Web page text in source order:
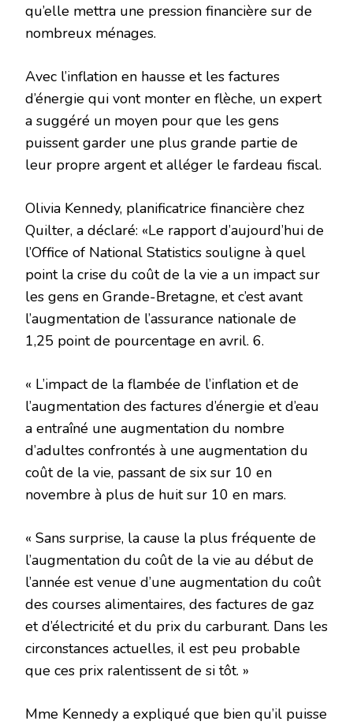
qu’elle mettra une pression financière sur de
nombreux ménages.
Avec l’inflation en hausse et les factures
d’énergie qui vont monter en flèche, un expert
a suggéré un moyen pour que les gens
puissent garder une plus grande partie de
leur propre argent et alléger le fardeau fiscal.
Olivia Kennedy, planificatrice financière chez
Quilter, a déclaré: «Le rapport d’aujourd’hui de
l’Office of National Statistics souligne à quel
point la crise du coût de la vie a un impact sur
les gens en Grande-Bretagne, et c’est avant
l’augmentation de l’assurance nationale de
1,25 point de pourcentage en avril. 6.
« L’impact de la flambée de l’inflation et de
l’augmentation des factures d’énergie et d’eau
a entraîné une augmentation du nombre
d’adultes confrontés à une augmentation du
coût de la vie, passant de six sur 10 en
novembre à plus de huit sur 10 en mars.
« Sans surprise, la cause la plus fréquente de
l’augmentation du coût de la vie au début de
l’année est venue d’une augmentation du coût
des courses alimentaires, des factures de gaz
et d’électricité et du prix du carburant. Dans les
circonstances actuelles, il est peu probable
que ces prix ralentissent de si tôt. »
Mme Kennedy a expliqué que bien qu’il puisse